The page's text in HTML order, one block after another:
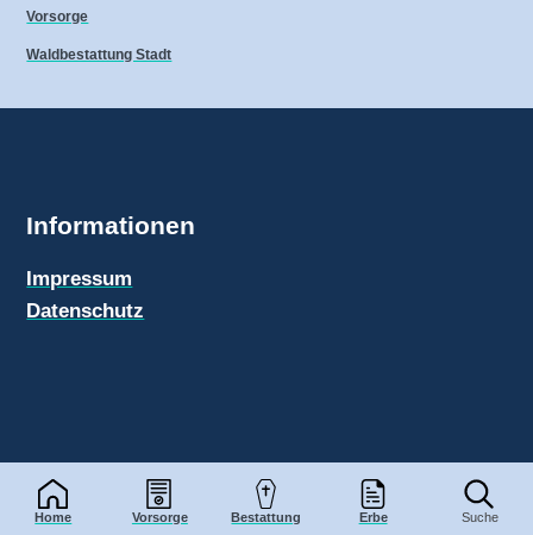
Home Vorsorge Bestattung Erbe Suche
Vorsorge
Waldbestattung Stadt
Informationen
Impressum
Datenschutz
Bestattungen-Info.de © 2026